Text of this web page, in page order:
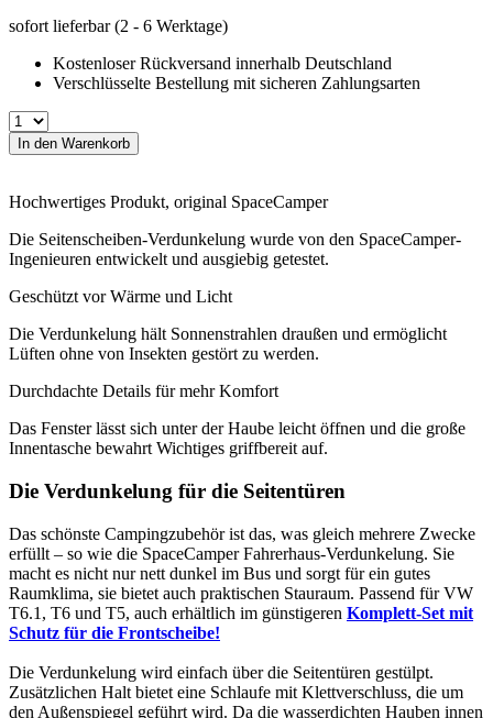
sofort lieferbar(2 - 6 Werktage)
Kostenloser Rückversand innerhalb Deutschland
Verschlüsselte Bestellung mit sicheren Zahlungsarten
In den Warenkorb
Hochwertiges Produkt, original SpaceCamper
Die Seitenscheiben-Verdunkelung wurde von den SpaceCamper-
Ingenieuren entwickelt und ausgiebig getestet.
Geschützt vor Wärme und Licht
Die Verdunkelung hält Sonnenstrahlen draußen und ermöglicht
Lüften ohne von Insekten gestört zu werden.
Durchdachte Details für mehr Komfort
Das Fenster lässt sich unter der Haube leicht öffnen und die große
Innentasche bewahrt Wichtiges griffbereit auf.
Die Verdunkelung für die Seitentüren
Das schönste Campingzubehör ist das, was gleich mehrere Zwecke
erfüllt – so wie die SpaceCamper Fahrerhaus-Verdunkelung. Sie
macht es nicht nur nett dunkel im Bus und sorgt für ein gutes
Raumklima, sie bietet auch praktischen Stauraum. Passend für VW
T6.1, T6 und T5, auch erhältlich im günstigeren Komplett-Set mit
Schutz für die Frontscheibe!
Die Verdunkelung wird einfach über die Seitentüren gestülpt.
Zusätzlichen Halt bietet eine Schlaufe mit Klettverschluss, die um
den Außenspiegel geführt wird. Da die wasserdichten Hauben innen